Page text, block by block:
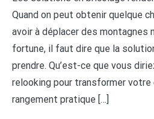
Quand on peut obtenir quelque
avoir à déplacer des montagnes
fortune, il faut dire que la
prendre. Qu’est-ce que vous
relooking pour transformer votre
rangement pratique […]